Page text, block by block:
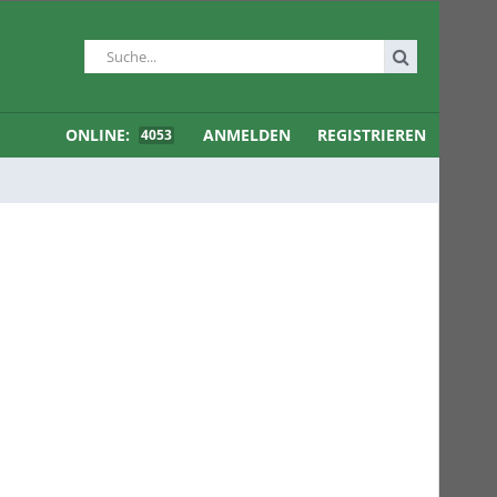
ONLINE: 4053 ANMELDEN REGISTRIEREN